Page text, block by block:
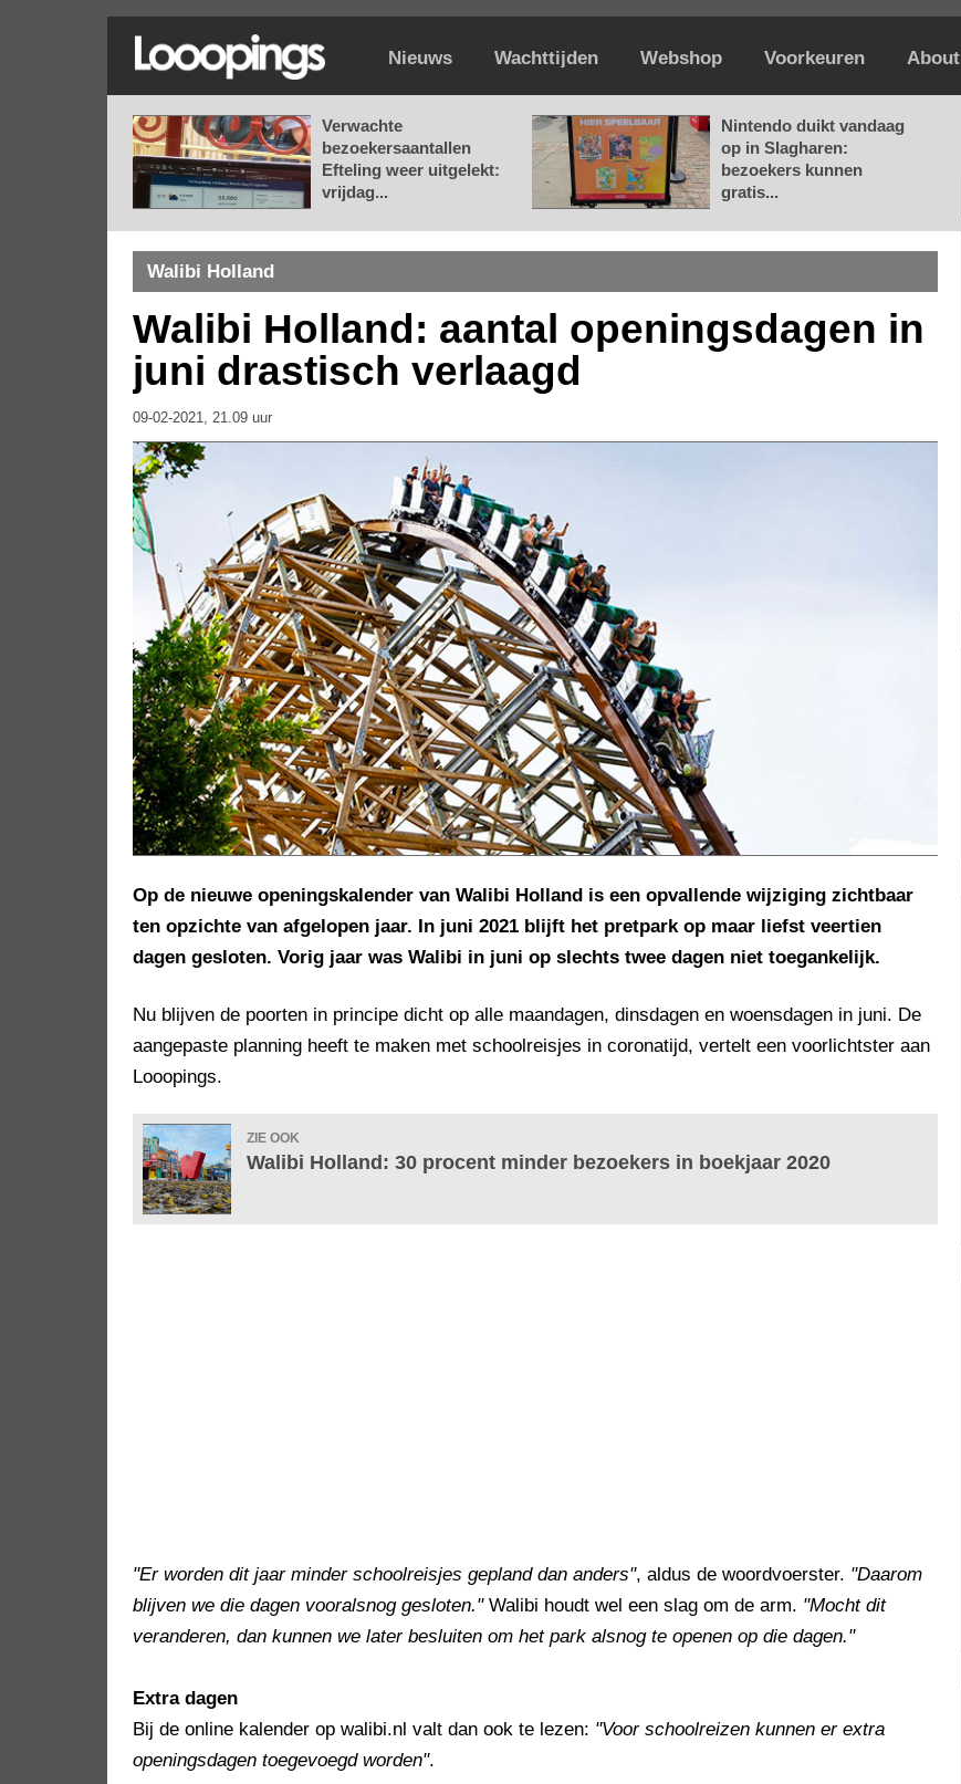
Nieuws Wachttijden Webshop Voorkeuren About
Verwachte
bezoekersaantallen
Efteling weer uitgelekt:
vrijdag...
Nintendo duikt vandaag
op in Slagharen:
bezoekers kunnen
gratis...
Walibi Holland
Walibi Holland: aantal openingsdagen in
juni drastisch verlaagd
09-02-2021, 21.09 uur
Op de nieuwe openingskalender van Walibi Holland is een opvallende wijziging zichtbaar
ten opzichte van afgelopen jaar. In juni 2021 blijft het pretpark op maar liefst veertien
dagen gesloten. Vorig jaar was Walibi in juni op slechts twee dagen niet toegankelijk.
Nu blijven de poorten in principe dicht op alle maandagen, dinsdagen en woensdagen in juni. De
aangepaste planning heeft te maken met schoolreisjes in coronatijd, vertelt een voorlichtster aan
Looopings.
ZIE OOK
Walibi Holland: 30 procent minder bezoekers in boekjaar 2020
"Er worden dit jaar minder schoolreisjes gepland dan anders", aldus de woordvoerster. "Daarom
blijven we die dagen vooralsnog gesloten."Walibi houdt wel een slag om de arm. "Mocht dit
veranderen, dan kunnen we later besluiten om het park alsnog te openen op die dagen."
Extra dagen
Bij de online kalender op walibi.nl valt dan ook te lezen: "Voor schoolreizen kunnen er extra
openingsdagen toegevoegd worden".